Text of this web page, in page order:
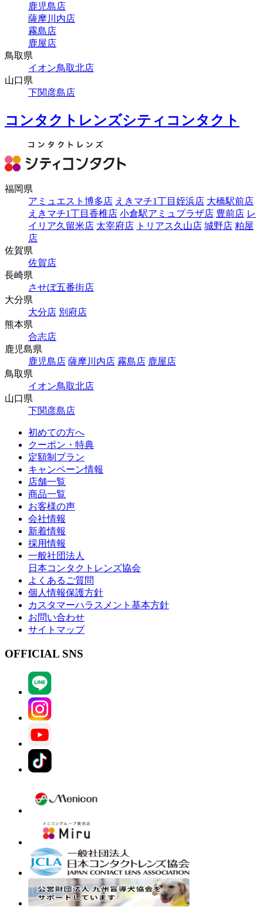
鹿児島店
薩摩川内店
霧島店
鹿屋店
鳥取県
イオン鳥取北店
山口県
下関彦島店
コンタクトレンズシティコンタクト
福岡県
アミュエスト博多店 えきマチ1丁目姪浜店 大橋駅前店
えきマチ1丁目香椎店 小倉駅アミュプラザ店 豊前店 レ
イリア久留米店 太宰府店 トリアス久山店 城野店 粕屋
店
佐賀県
佐賀店
長崎県
させぼ五番街店
大分県
大分店 別府店
熊本県
合志店
鹿児島県
鹿児島店 薩摩川内店 霧島店 鹿屋店
鳥取県
イオン鳥取北店
山口県
下関彦島店
初めての方へ
クーポン・特典
定額制プラン
キャンペーン情報
店舗一覧
商品一覧
お客様の声
会社情報
新着情報
採用情報
一般社団法人
日本コンタクトレンズ協会
よくあるご質問
個人情報保護方針
カスタマーハラスメント基本方針
お問い合わせ
サイトマップ
OFFICIAL SNS